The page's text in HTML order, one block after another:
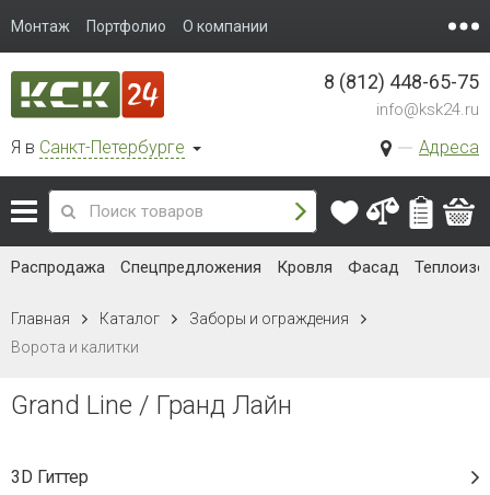
Монтаж Портфолио О компании
Я в Санкт-Петербурге Адреса
8 (812) 448-65-75
info@ksk24.ru
Распродажа Спецпредложения Кровля Фасад
Главная Каталог
Заборы и ограждения
Ворота и калитки
Grand Line / Гранд Лайн
3D Гиттер